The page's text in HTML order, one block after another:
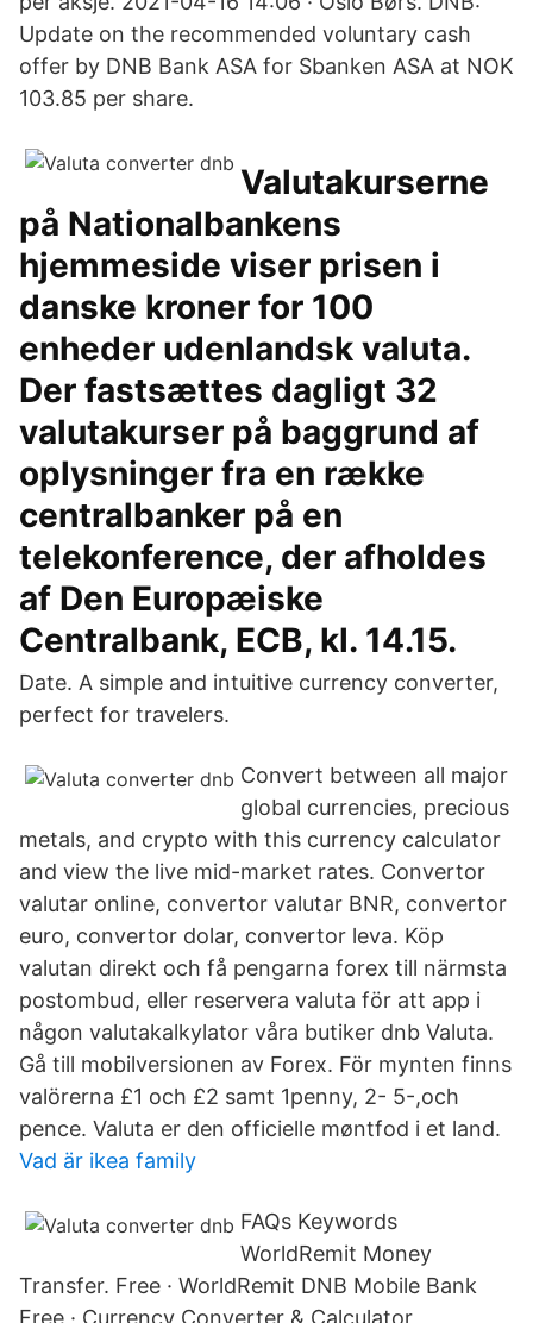
Update on the recommended voluntary cash
offer by DNB Bank ASA for Sbanken ASA at NOK
103.85 per share.
Valutakurserne
på Nationalbankens
hjemmeside viser prisen i
danske kroner for 100
enheder udenlandsk valuta.
Der fastsættes dagligt 32
valutakurser på baggrund af
oplysninger fra en række
centralbanker på en
telekonference, der afholdes
af Den Europæiske
Centralbank, ECB, kl. 14.15.
Date. A simple and intuitive currency converter,
perfect for travelers.
Convert between all major
global currencies, precious
metals, and crypto with this currency calculator
and view the live mid-market rates. Convertor
valutar online, convertor valutar BNR, convertor
euro, convertor dolar, convertor leva. Köp
valutan direkt och få pengarna forex till närmsta
postombud, eller reservera valuta för att app i
någon valutakalkylator våra butiker dnb Valuta.
Gå till mobilversionen av Forex. För mynten finns
valörerna £1 och £2 samt 1penny, 2- 5-,och
pence. Valuta er den officielle møntfod i et land.
Vad är ikea family
FAQs Keywords
WorldRemit Money
Transfer. Free · WorldRemit DNB Mobile Bank
Free · Currency Converter & Calculator,